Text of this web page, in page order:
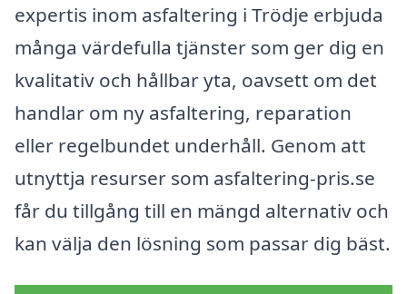
expertis inom asfaltering i Trödje erbjuda
många värdefulla tjänster som ger dig en
kvalitativ och hållbar yta, oavsett om det
handlar om ny asfaltering, reparation
eller regelbundet underhåll. Genom att
utnyttja resurser som asfaltering-pris.se
får du tillgång till en mängd alternativ och
kan välja den lösning som passar dig bäst.